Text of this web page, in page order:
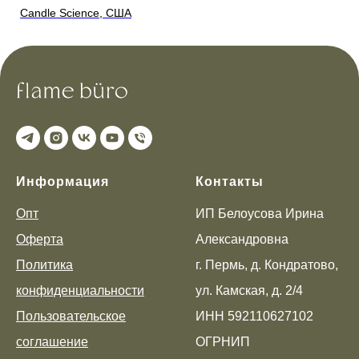
Candle Science, США
Информация
Опт
Оферта
Политика
конфиденциальности
Пользовательское
соглашение
Контакты
ИП Белоусова Ирина
Александровна
г. Пермь, д. Кондратово,
ул. Камская, д. 2/4
ИНН 592110627102
ОГРНИП